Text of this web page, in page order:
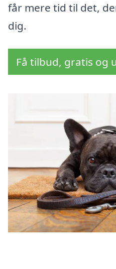
får mere tid til det,
dig.
Få tilbud, gratis og